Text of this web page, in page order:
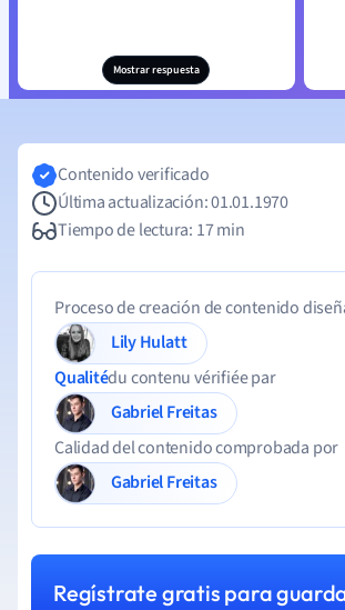
Mostrar respuesta
Contenido verificado
Última actualización: 01.01.1970
Tiempo de lectura: 17 min
Proceso de creación de contenido
Lily Hulatt
Qualitédu contenu vérifiée par
Gabriel Freitas
Calidad del contenido comprobada por
Gabriel Freitas
Regístrate gratis para